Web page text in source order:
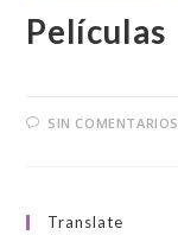
Películas
SIN COMENTARIOS
Translate